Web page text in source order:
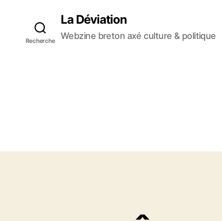
Recherche
La Déviation
Webzine breton axé culture & politique